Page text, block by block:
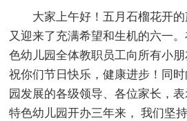
大家上午好！五月石榴花开的
又迎来了充满希望和生机的六一
色幼儿园全体教职员工向所有小朋
祝你们节日快乐，健康进步！同
园发展的各级领导、各位家长，
特色幼儿园开办三年来， 我们坚